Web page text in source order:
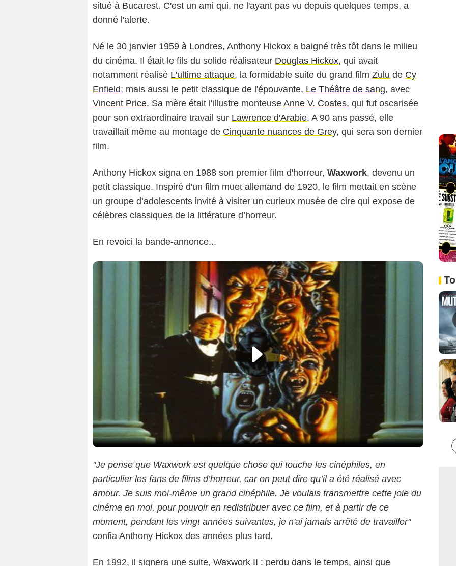
situé à Bucarest. C'est un ami qui, ne l'ayant pas vu depuis quelques temps, a
donné l'alerte.
Né le 30 janvier 1959 à Londres, Anthony Hickox a baigné très tôt dans le milieu
du cinéma. Il était le fils du solide réalisateur Douglas Hickox, qui avait
notamment réalisé L'ultime attaque, la formidable suite du grand film Zulu de Cy
Enfield; mais aussi le petit classique de l'épouvante, Le Théâtre de sang, avec
Vincent Price. Sa mère était l'illustre monteuse Anne V. Coates, qui fut oscarisée
pour son extraordinaire travail sur Lawrence d'Arabie. A 90 ans passé, elle
travaillait même au montage de Cinquante nuances de Grey, qui sera son dernier
film.
Anthony Hickox signa en 1988 son premier film d'horreur, Waxwork, devenu un
petit classique. Inspiré d'un film muet allemand de 1920, le film mettait en scène
un groupe d’adolescents invité à visiter un curieux musée de cire qui expose de
célèbres classiques de la littérature d’horreur.
En revoici la bande-annonce...
"Je pense que Waxwork est quelque chose qui touche les cinéphiles, en
particulier les fans de films d’horreur, car on peut dire qu’il a été réalisé avec
amour. Je suis moi-même un grand cinéphile. Je voulais transmettre cette joie du
cinéma en moi, pour pouvoir en redistribuer avec ce film, et à partir de ce
moment, pendant les vingt années suivantes, je n'ai jamais arrêté de travailler"
confia Anthony Hickox des années plus tard.
En 1992, il signera une suite, Waxwork II : perdu dans le temps, ainsi que